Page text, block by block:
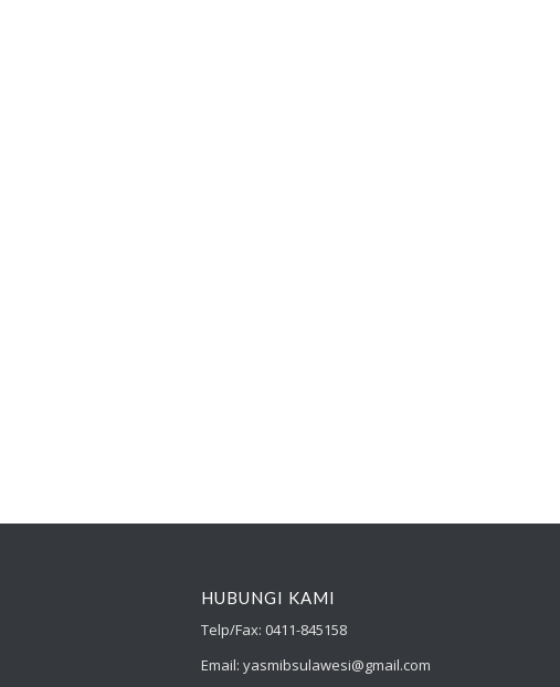
HUBUNGI KAMI
Telp/Fax: 0411-845158
Email: yasmibsulawesi@gmail.com